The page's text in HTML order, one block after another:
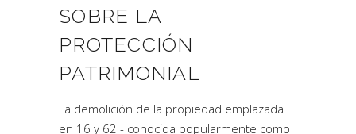
SOBRE LA
PROTECCIÓN
PATRIMONIAL
La demolición de la propiedad emplazada
en 16 y 62 - conocida popularmente como